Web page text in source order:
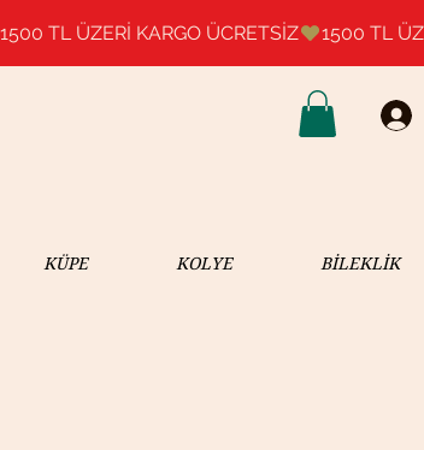
1500 TL ÜZERİ KARGO ÜCRETSİZ
KÜPE KOLYE BİLEKLİK